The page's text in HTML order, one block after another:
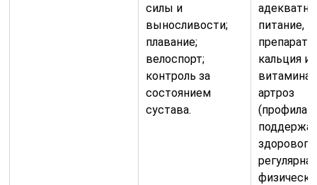
силы и
выносливости;
плавание;
велоспорт;
контроль за
состоянием
сустава.
питание,
кальция и
витамина
артроз
регулярная